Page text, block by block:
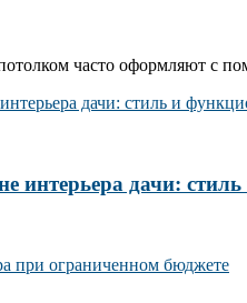
часто оформляют с
интерьера дачи: